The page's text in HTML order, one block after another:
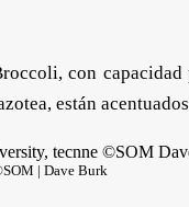
con capacidad
están
| Dave Burk